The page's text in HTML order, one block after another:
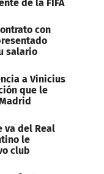
de la FIFA
con
salario
a Vinicius
que le
va del Real
le
club